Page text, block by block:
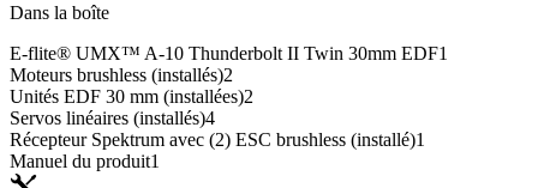
Dans la boîte
E-flite® UMX™ A-10 Thunderbolt II Twin 30mm EDF1
Moteurs brushless (installés)2
Unités EDF 30 mm (installées)2
Servos linéaires (installés)4
Récepteur Spektrum avec (2) ESC brushless (installé)1
Manuel du produit1